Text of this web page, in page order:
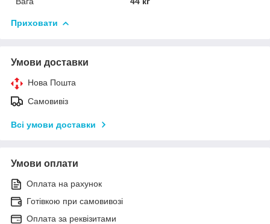
Приховати
Умови доставки
Нова Пошта
Самовивіз
Всі умови доставки
Умови оплати
Оплата на рахунок
Готівкою при самовивозі
Оплата за реквізитами